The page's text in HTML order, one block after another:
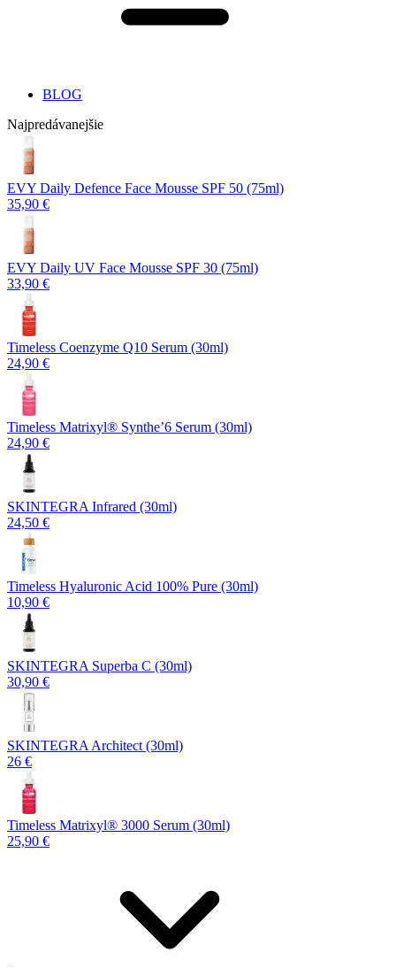
BLOG
Najpredávanejšie
EVY Daily Defence Face Mousse SPF 50 (75ml)
35,90 €
EVY Daily UV Face Mousse SPF 30 (75ml)
33,90 €
Timeless Coenzyme Q10 Serum (30ml)
24,90 €
Timeless Matrixyl®️ Synthe’6 Serum (30ml)
24,90 €
SKINTEGRA Infrared (30ml)
24,50 €
Timeless Hyaluronic Acid 100% Pure (30ml)
10,90 €
SKINTEGRA Superba C (30ml)
30,90 €
SKINTEGRA Architect (30ml)
26 €
Timeless Matrixyl®️ 3000 Serum (30ml)
25,90 €